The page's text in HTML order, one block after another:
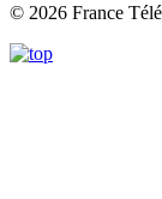
© 2026 France